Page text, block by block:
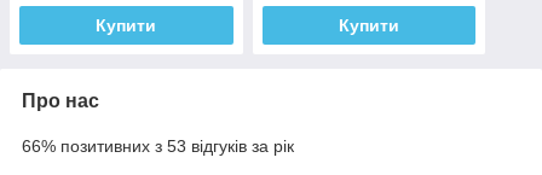
Купити Купити
Про нас
66% позитивних з 53 відгуків за рік